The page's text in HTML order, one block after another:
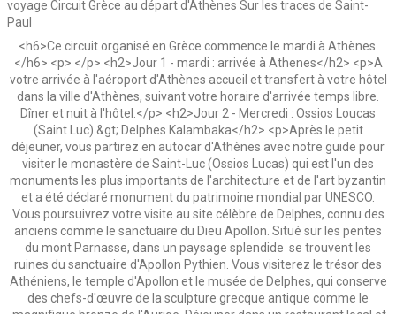
voyage Circuit Grèce au départ d'Athènes Sur les traces de Saint-
Paul
<h6>Ce circuit organisé en Grèce commence le mardi à Athènes.
</h6> <p> </p> <h2>Jour 1 - mardi : arrivée à Athenes</h2> <p>A
votre arrivée à l'aéroport d'Athènes accueil et transfert à votre hôtel
dans la ville d'Athènes, suivant votre horaire d'arrivée temps libre.
Dîner et nuit à l'hôtel.</p> <h2>Jour 2 - Mercredi : Ossios Loucas
(Saint Luc) &gt; Delphes Kalambaka</h2> <p>Après le petit
déjeuner, vous partirez en autocar d'Athènes avec notre guide pour
visiter le monastère de Saint-Luc (Ossios Lucas) qui est l'un des
monuments les plus importants de l'architecture et de l'art byzantin
et a été déclaré monument du patrimoine mondial par UNESCO.
Vous poursuivrez votre visite au site célèbre de Delphes, connu des
anciens comme le sanctuaire du Dieu Apollon. Situé sur les pentes
du mont Parnasse, dans un paysage splendide se trouvent les
ruines du sanctuaire d'Apollon Pythien. Vous visiterez le trésor des
Athéniens, le temple d'Apollon et le musée de Delphes, qui conserve
des chefs-d'œuvre de la sculpture grecque antique comme le